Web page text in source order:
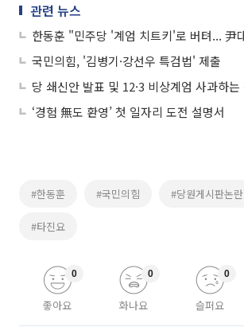
관련 뉴스
국민의힘, '김병기·강선우 특검법' 제출
‘경험 無도 환영’ 첫 일자리 도전 설명서
#한동훈 #국민의힘 #당원게시판논란
#타진요
좋아요
0
화나요
0
슬퍼요
0